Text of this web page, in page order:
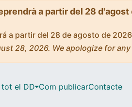
a partir del 28
a partir del 28 de agosto de
28, 2026. We apologize for
el DD Com publicarContacte